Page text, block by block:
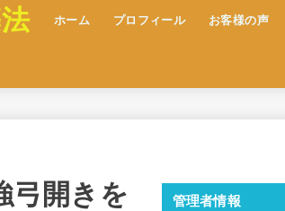
ホーム プロフィール お客様の声
弓開きを
管理者情報